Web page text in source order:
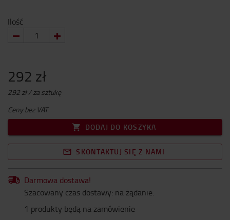
Ilość
292 zł
292 zł / za sztukę
Ceny bez VAT
DODAJ DO KOSZYKA
SKONTAKTUJ SIĘ Z NAMI
Darmowa dostawa!
Szacowany czas dostawy: na żądanie.
1 produkty będą na zamówienie